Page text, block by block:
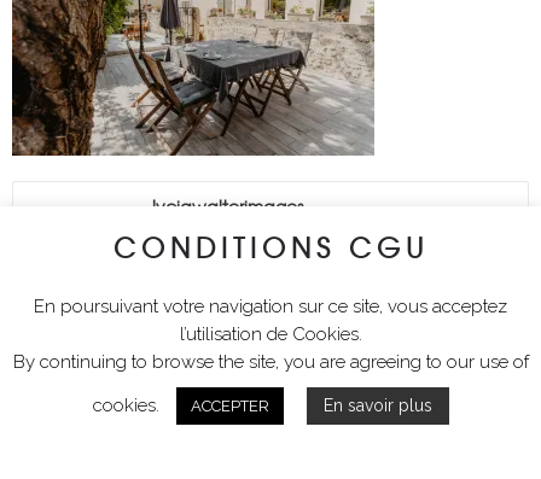
lyciawalterimages
CONDITIONS CGU
En poursuivant votre navigation sur ce site, vous acceptez
l’utilisation de Cookies.
By continuing to browse the site, you are agreeing to our use of
cookies.
ACCEPTER En savoir plus